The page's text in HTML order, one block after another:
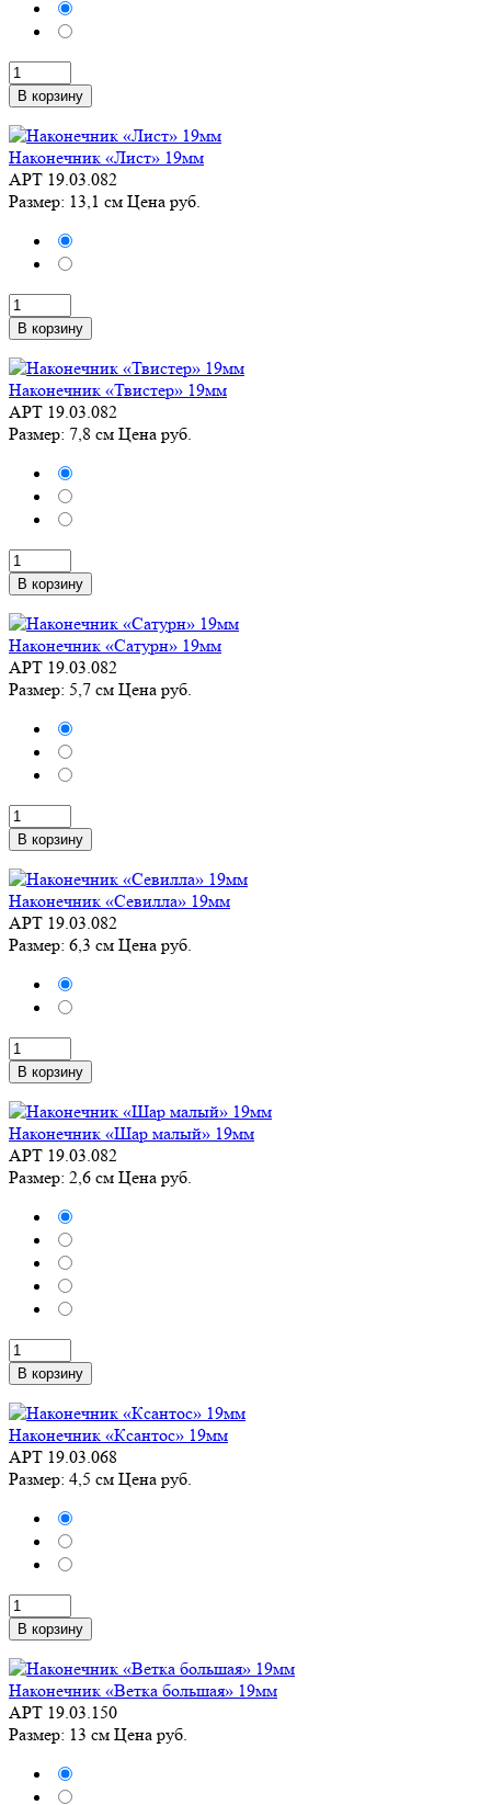
В корзину
Наконечник «Лист» 19мм
АРТ 19.03.082
Размер: 13,1 см Цена руб.
В корзину
Наконечник «Твистер» 19мм
АРТ 19.03.082
Размер: 7,8 см Цена руб.
В корзину
Наконечник «Сатурн» 19мм
АРТ 19.03.082
Размер: 5,7 см Цена руб.
В корзину
Наконечник «Севилла» 19мм
АРТ 19.03.082
Размер: 6,3 см Цена руб.
В корзину
Наконечник «Шар малый» 19мм
АРТ 19.03.082
Размер: 2,6 см Цена руб.
В корзину
Наконечник «Ксантос» 19мм
АРТ 19.03.068
Размер: 4,5 см Цена руб.
В корзину
Наконечник «Ветка большая» 19мм
АРТ 19.03.150
Размер: 13 см Цена руб.